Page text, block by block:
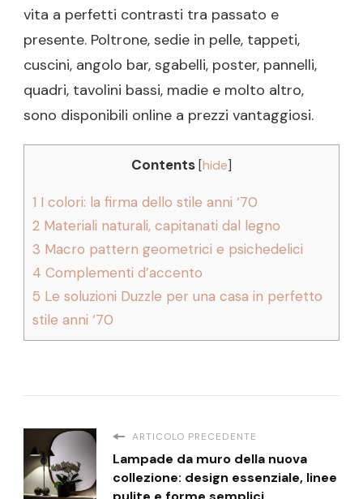
vita a perfetti contrasti tra passato e
presente. Poltrone, sedie in pelle, tappeti,
cuscini, angolo bar, sgabelli, poster, pannelli,
quadri, tavolini bassi, madie e molto altro,
sono disponibili online a prezzi vantaggiosi.
Contents [hide
1 I colori: la firma dello stile anni ‘70
2 Materiali naturali, capitanati dal legno
3 Macro pattern geometrici e psichedelici
4 Complementi d’accento
5 Le soluzioni Duzzle per una casa in perfetto
stile anni ‘70
ARTICOLO PRECEDENTE
Lampade da muro della nuova
collezione: design essenziale, linee